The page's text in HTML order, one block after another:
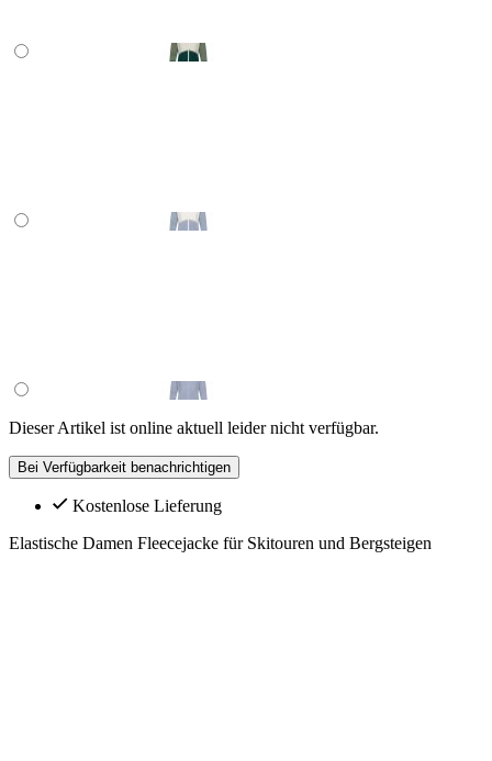
Dieser Artikel ist online aktuell leider nicht verfügbar.
Bei Verfügbarkeit benachrichtigen
Kostenlose Lieferung
Elastische Damen Fleecejacke für Skitouren und Bergsteigen